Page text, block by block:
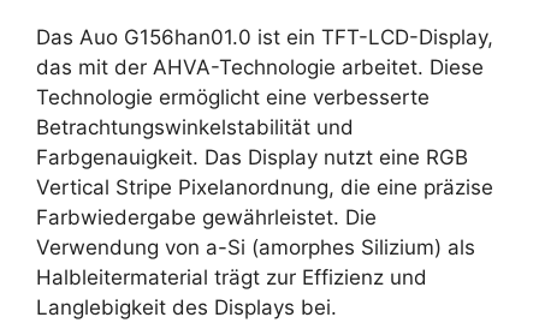
Das Auo G156han01.0 ist ein TFT-LCD-Display,
das mit der AHVA-Technologie arbeitet. Diese
Technologie ermöglicht eine verbesserte
Betrachtungswinkelstabilität und
Farbgenauigkeit. Das Display nutzt eine RGB
Vertical Stripe Pixelanordnung, die eine präzise
Farbwiedergabe gewährleistet. Die
Verwendung von a-Si (amorphes Silizium) als
Halbleitermaterial trägt zur Effizienz und
Langlebigkeit des Displays bei.